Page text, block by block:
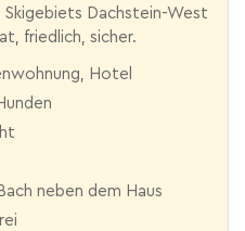
Dachstein-West
friedlich, sicher.
Hotel
neben dem Haus